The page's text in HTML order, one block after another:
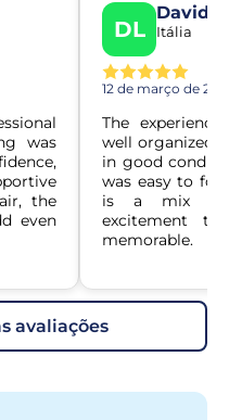
was
the
even
DL
Davide
Itália
12 de março de
The
well organized.
in good
was easy to
is a mix of
excitement
memorable.
avaliações